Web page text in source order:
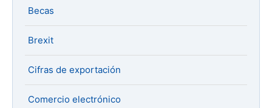
Becas
Brexit
Cifras de exportación
Comercio electrónico